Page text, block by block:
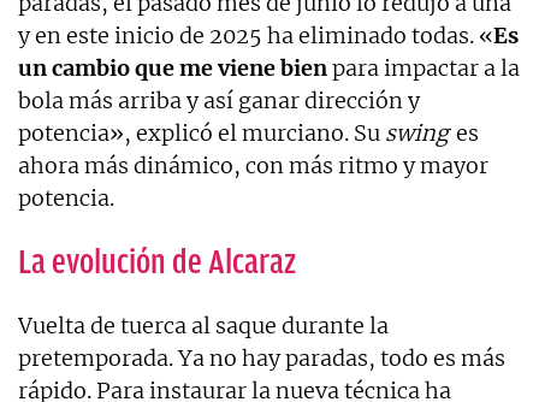
y en este inicio de 2025 ha eliminado todas. «Es
un cambio que me viene bienpara impactar a la
bola más arriba y así ganar dirección y
potencia», explicó el murciano. Su swinges
ahora más dinámico, con más ritmo y mayor
potencia.
La evolución de Alcaraz
Vuelta de tuerca al saque durante la
pretemporada. Ya no hay paradas, todo es más
rápido. Para instaurar la nueva técnica ha